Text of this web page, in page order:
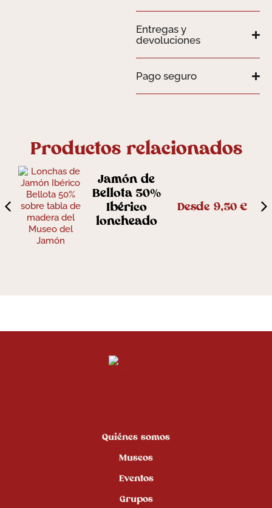
Entregas y
devoluciones
Pago seguro
Productos relacionados
Jamón de
Bellota 50%
Ibérico
loncheado
Desde 9,50€
Quiénes somos
Museos
Eventos
Grupos